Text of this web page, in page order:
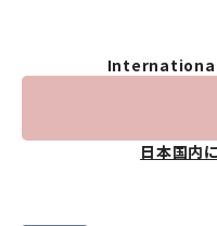
日本国内